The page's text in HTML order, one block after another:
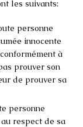
les suivants:
personne
innocente
à
prouver son
de prouver sa
personne
respect de sa